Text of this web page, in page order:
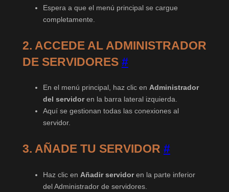
Espera a que el menú principal se cargue
completamente.
2. ACCEDE AL ADMINISTRADOR
DE SERVIDORES #
En el menú principal, haz clic en Administrador
del servidoren la barra lateral izquierda.
Aquí se gestionan todas las conexiones al
servidor.
3. AÑADE TU SERVIDOR #
Haz clic en Añadir servidoren la parte inferior
del Administrador de servidores.